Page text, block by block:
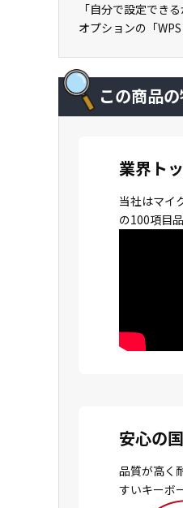
「自分で設定でき
オプションの「
この商品
業界ト
当社はマイ
の100項目
安心の
品質が高く
すいキーボ